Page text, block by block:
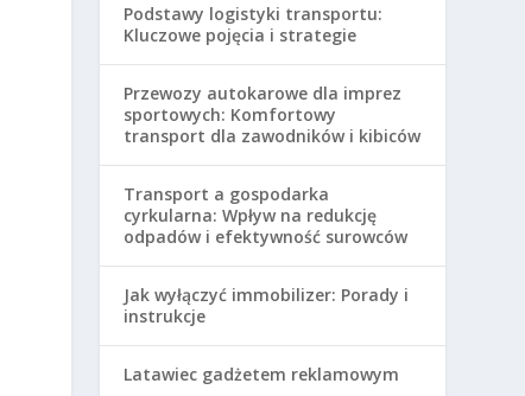
Podstawy logistyki transportu:
Kluczowe pojęcia i strategie
Przewozy autokarowe dla imprez
sportowych: Komfortowy
transport dla zawodników i kibiców
Transport a gospodarka
cyrkularna: Wpływ na redukcję
odpadów i efektywność surowców
Jak wyłączyć immobilizer: Porady i
instrukcje
Latawiec gadżetem reklamowym